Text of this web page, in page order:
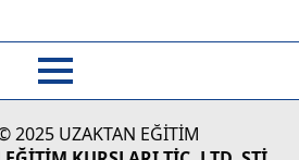
2025 UZAKTAN EĞİTİM